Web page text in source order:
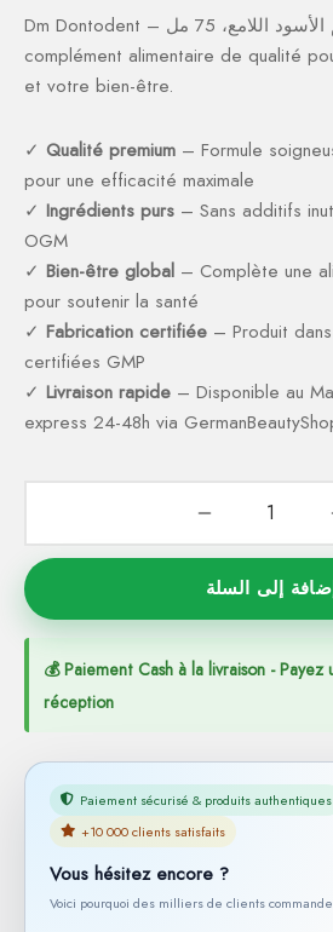
Dm Dontodent – معجون أسنان بالفحم الأسود اللامع، 75 مل –
complément alimentaire de qualité
et votre bien-être.
✓ Qualité premium – Formule
pour une efficacité maximale
✓ Ingrédients purs – Sans additifs
OGM
✓ Bien-être global – Complète une
pour soutenir la santé
✓ Fabrication certifiée – Produit
certifiées GMP
✓ Livraison rapide – Disponible au
express 24-48h via
إلى السلة
💰 Paiement Cash à la livraison - Payez
réception
Paiement sécurisé & produits authentiques
+10 000 clients satisfaits
Vous hésitez encore ?
Voici pourquoi des milliers de clients